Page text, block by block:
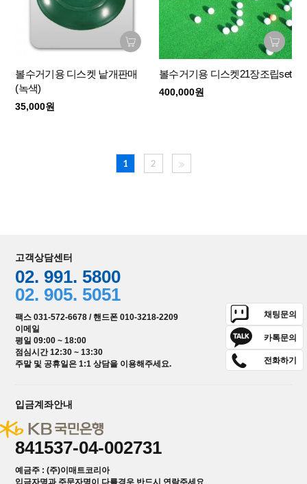
볼수거기용 디스켓 낱개판매
(녹색)
35,000원
볼수거기용 디스켓21장조립set
400,000원
1 2
고객상담센터
02. 991. 5800
02. 905. 5051
팩스 031-572-6678 / 핸드폰 010-3218-2209
이메일
평일 09:00 ~ 18:00
점심시간 12:30 ~ 13:30
주말 및 공휴일은 1:1 상담을 이용해주세요.
채팅문의
카톡문의
전화하기
입금계좌안내
841537-04-002731
예금주 : (주)이매트코리아
입금자명과 주문자명이 다를경우 반드시 연락주세요